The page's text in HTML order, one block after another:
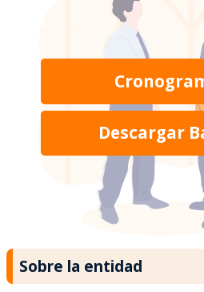
Descargar
Sobre la entidad